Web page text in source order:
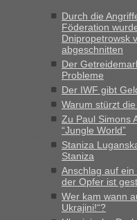
Durch die
Föderation
Dnipropetrowsk
abgeschnitten
Der
Probleme
Der IWF gibt
Warum stürzt
Zu Paul Simons
“Jungle World”
Staniza
Staniza
Anschlag auf
der Opfer ist
Wer kam wann
Ukrajini!“?